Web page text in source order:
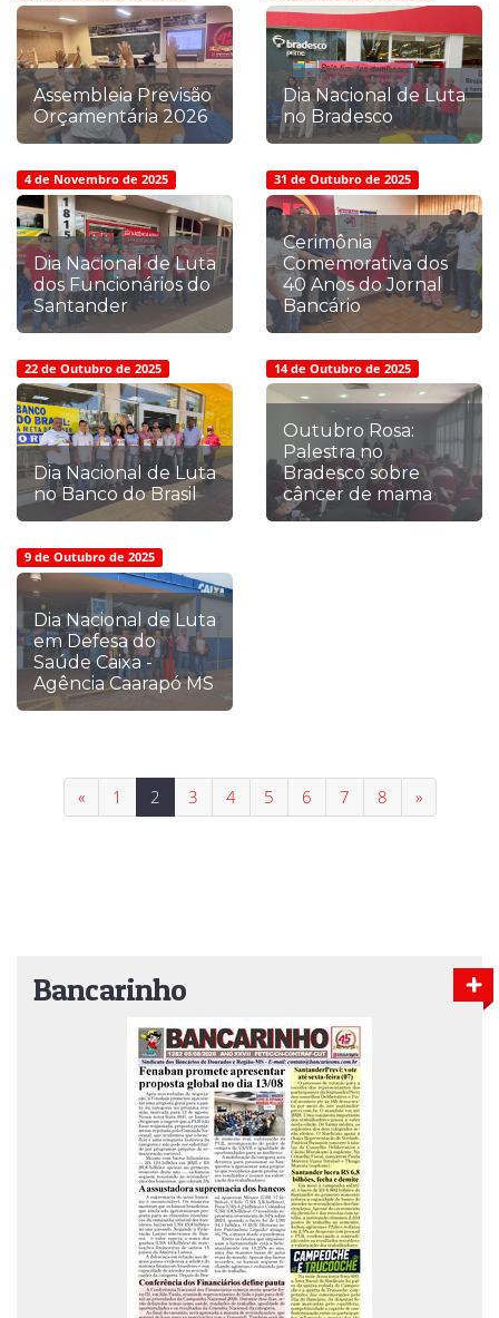
Assembleia Previsão
Orçamentária 2026
Dia Nacional de Luta
no Bradesco
4 de Novembro de 2025
Dia Nacional de Luta
dos Funcionários do
Santander
31 de Outubro de 2025
Cerimônia
Comemorativa dos
40 Anos do Jornal
Bancário
22 de Outubro de 2025
Dia Nacional de Luta
no Banco do Brasil
14 de Outubro de 2025
Outubro Rosa:
Palestra no
Bradesco sobre
câncer de mama
9 de Outubro de 2025
Dia Nacional de Luta
em Defesa do
Saúde Caixa -
Agência Caarapó MS
« 1 2 3 4 5 6 7 8 »
Bancarinho